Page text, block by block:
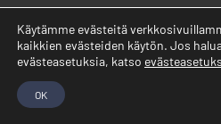
Tietosuojaseloste
Käytämme evästeitä
kaikkien evästeiden käytön. Jos
evästeasetuksia, katso
OK